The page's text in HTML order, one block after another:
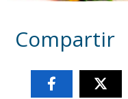
Compartir